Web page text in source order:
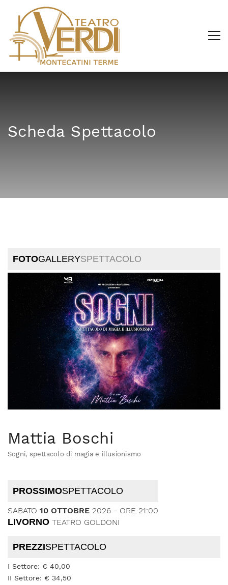
Scheda Spettacolo
FOTOGALLERYSPETTACOLO
Mattia Boschi
Sogni, spettacolo di magia e illusionismo
PROSSIMOSPETTACOLO
SABATO 10 OTTOBRE 2026 - ORE 21:00
LIVORNO TEATRO GOLDONI
PREZZISPETTACOLO
I Settore: € 40,00
II Settore: € 34,50